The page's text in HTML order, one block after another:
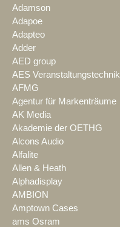
Adamson
Adapoe
Adapteo
Adder
AED group
AES Veranstaltungstechnik
AFMG
Agentur für Markenträume
AK Media
Akademie der OETHG
Alcons Audio
Alfalite
Allen & Heath
Alphadisplay
AMBION
Amptown Cases
ams Osram